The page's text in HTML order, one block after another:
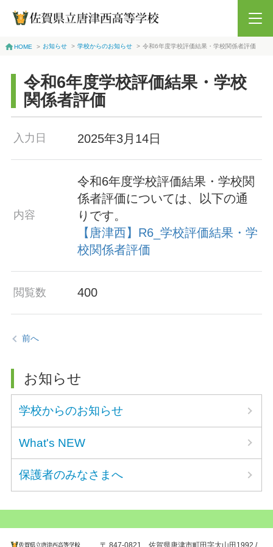
HOME > お知らせ > 学校からのお知らせ > 令和6年度学校評価結果・学校関係者評価
令和6年度学校評価結果・学校
関係者評価
入力日 2025年3月14日
内容
令和6年度学校評価結果・学校関
係者評価については、以下の通
りです。
【唐津西】R6_学校評価結果・学
校関係者評価
閲覧数 400
前へ
お知らせ
学校からのお知らせ
What's NEW
保護者のみなさまへ
〒 847-0821 佐賀県唐津市町田字大山田1992 /